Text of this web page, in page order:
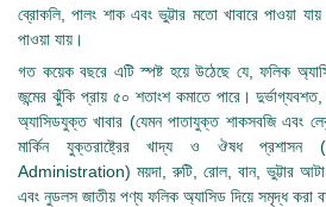
ব্রোকলি, পালং শাক এবং ভুট্টার মতো খাবারে পাওয়া
পাওয়া যায়।
গত কয়েক বছরে এটি স্পষ্ট হয়ে উঠেছে যে, ফলিক
জন্মের ঝুঁকি প্রায় ৫০ শতাংশ কমাতে পারে। দুর্ভাগ্যবশত,
অ্যাসিডযুক্ত খাবার (যেমন পাতাযুক্ত শাকসবজি এবং
মার্কিন যুক্তরাষ্ট্রের খাদ্য ও ঔষধ
Administration) ময়দা, রুটি, রোল, বান, ভুট্টার আটা
এবং নুডলস জাতীয় পণ্য ফলিক অ্যাসিড দিয়ে সমৃদ্ধ করা